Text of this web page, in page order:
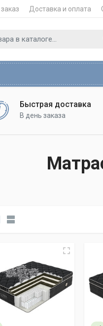
Доставка и оплата
Быстрая доставка
В день заказа